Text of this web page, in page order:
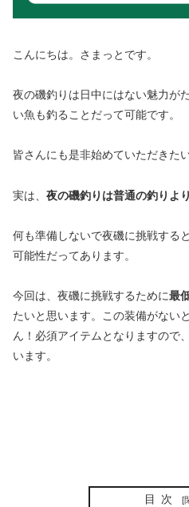
こんにちは。さまっとです。
夜の磯釣りは日中にはない魅力が
い魚も釣ることだって可能です。
皆さんにも是非始めていただきた
実は、 夜の磯釣りは普通の釣りよ
何も準備しないで夜磯に挑戦する
可能性だってあります。
今回は、夜磯に挑戦するために最
たいと思います。この装備がない
ん！必須アイテムとなりますので
います。
目次